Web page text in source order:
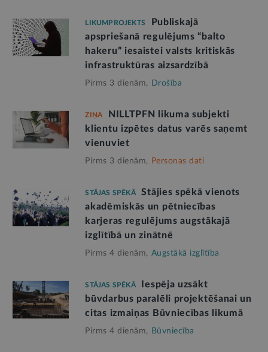
LIKUMPROJEKTS
Publiskajā
apspriešanā regulējums “balto
hakeru” iesaistei valsts kritiskās
infrastruktūras aizsardzībā
Pirms 3 dienām, Drošība
ZIŅA
NILLTPFN likuma subjekti
klientu izpētes datus varēs saņemt
vienuviet
Pirms 3 dienām, Personas dati
STĀJAS SPĒKĀ
Stājies spēkā vienots
akadēmiskās un pētniecības
karjeras regulējums augstākajā
izglītībā un zinātnē
Pirms 4 dienām, Augstākā izglītība
STĀJAS SPĒKĀ
Iespēja uzsākt
būvdarbus paralēli projektēšanai un
citas izmaiņas Būvniecības likumā
Pirms 4 dienām, Būvniecība